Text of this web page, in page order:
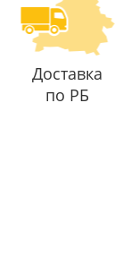
Доставка
по РБ